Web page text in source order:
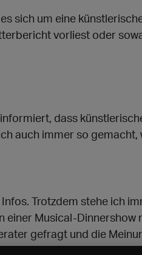
sich um eine
vorliest oder
dass
auch immer so
Trotzdem stehe ich
Musical-Dinnershow
gefragt und die